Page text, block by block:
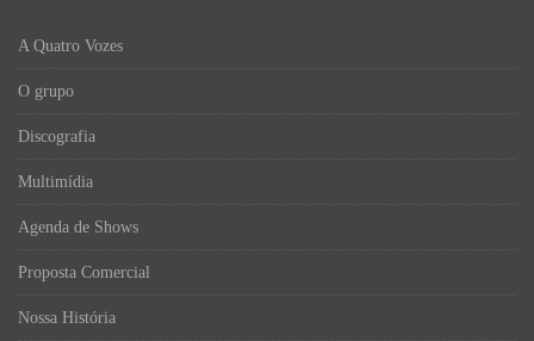
A Quatro Vozes
O grupo
Discografia
Multimídia
Agenda de Shows
Proposta Comercial
Nossa História